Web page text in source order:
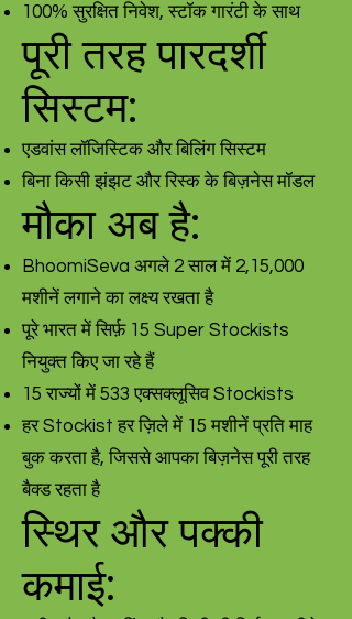
100% सुरक्षित निवेश, स्टॉक गारंटी के साथ
पूरी तरह पारदर्शी
सिस्टम:
एडवांस लॉजिस्टिक और बिलिंग सिस्टम
बिना किसी झंझट और रिस्क के बिज़नेस मॉडल
मौका अब है:
BhoomiSeva अगले 2 साल में 2,15,000
मशीनें लगाने का लक्ष्य रखता है
पूरे भारत में सिर्फ़ 15 Super Stockists
नियुक्त किए जा रहे हैं
15 राज्यों में 533 एक्सक्लूसिव Stockists
हर Stockist हर ज़िले में 15 मशीनें प्रति माह
बुक करता है, जिससे आपका बिज़नेस पूरी तरह
बैक्ड रहता है
स्थिर और पक्की
कमाई: